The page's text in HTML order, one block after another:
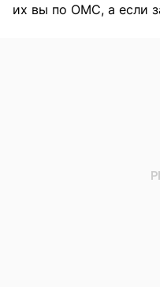
их вы по ОМС, а если